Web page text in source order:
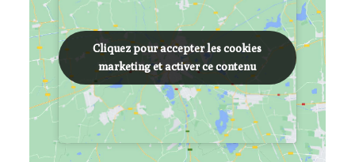
Cliquez pour accepter les cookies
marketing et activer ce contenu
Cliquez pour accepter les cookies
marketing et activer ce contenu